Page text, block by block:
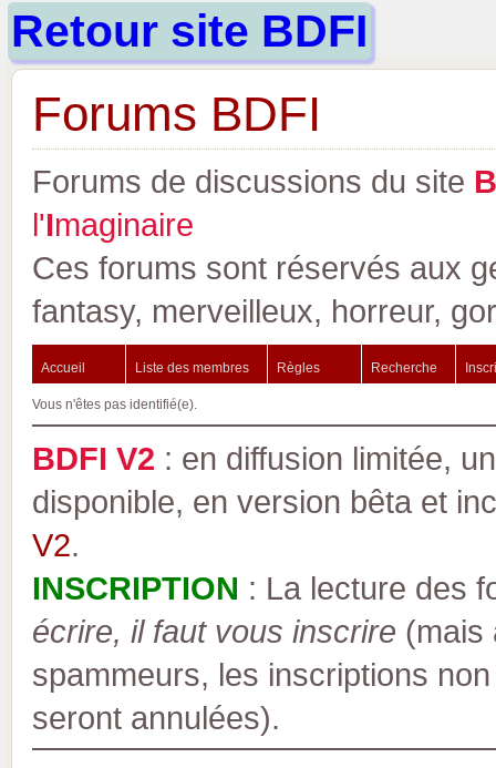
Retour site BDFI
Forums BDFI
Forums de discussions du site B
l'Imaginaire
Ces forums sont réservés aux
fantasy, merveilleux, horreur,
Accueil Liste des membres Règles Recherche
Vous n'êtes pas identifié(e).
BDFI V2 : en diffusion limitée,
disponible, en version bêta et
V2.
INSCRIPTION : La lecture des
écrire, il faut vous inscrire (mais
spammeurs, les inscriptions
seront annulées).